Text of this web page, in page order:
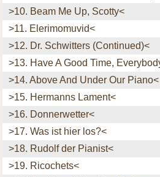
>10. Beam Me Up, Scotty<
>11. Elerimomuvid<
>12. Dr. Schwitters (Continued)<
>13. Have A Good Time,
>14. Above And Under Our Piano<
>15. Hermanns Lament<
>16. Donnerwetter<
>17. Was ist hier los?<
>18. Rudolf der Pianist<
>19. Ricochets<